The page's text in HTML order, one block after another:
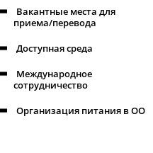
Вакантные места для
приема/перевода
Доступная среда
Международное
сотрудничество
Организация питания в ОО